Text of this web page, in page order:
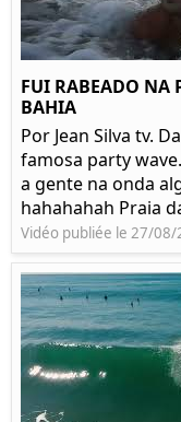
FUI RABEADO NA
BAHIA
Por Jean Silva tv.
famosa party
a gente na onda
hahahahah Praia
Vidéo publiée le 27/08/